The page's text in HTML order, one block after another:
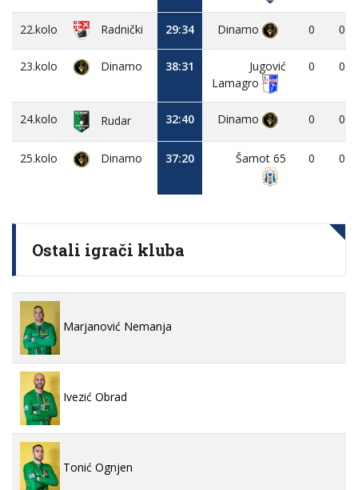
22.kolo Radnički 29:34 Dinamo 0 0
23.kolo Dinamo 38:31
Jugović
Lamagro
0 0
24.kolo Rudar 32:40 Dinamo 0 0
25.kolo Dinamo 37:20 Šamot 65 0 0
Ostali igrači kluba
Marjanović Nemanja
Ivezić Obrad
Tonić Ognjen